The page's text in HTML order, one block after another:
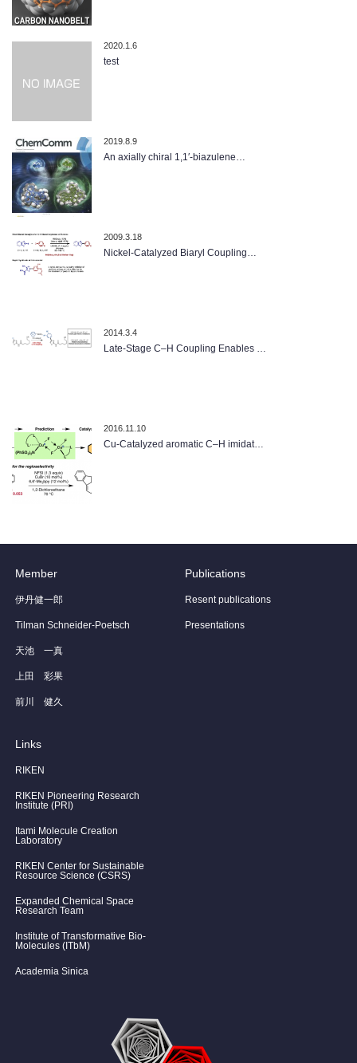
2020.1.6
test
2019.8.9
An axially chiral 1,1′-biazulene…
2009.3.18
Nickel-Catalyzed Biaryl Coupling…
2014.3.4
Late-Stage C–H Coupling Enables …
2016.11.10
Cu-Catalyzed aromatic C–H imidat…
Member
伊丹健一郎
Tilman Schneider-Poetsch
天池 一真
上田 彩果
前川 健久
Publications
Resent publications
Presentations
Links
RIKEN
RIKEN Pioneering Research
Institute (PRI)
Itami Molecule Creation
Laboratory
RIKEN Center for Sustainable
Resource Science (CSRS)
Expanded Chemical Space
Research Team
Institute of Transformative Bio-
Molecules (ITbM)
Academia Sinica